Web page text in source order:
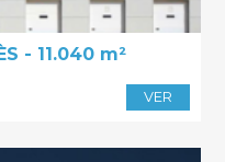
- 11.040 m²
VER